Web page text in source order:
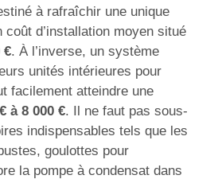
à rafraîchir une unique
coût d’installation moyen situé
€. À l’inverse, un système
unités intérieures pour
facilement atteindre une
à 8 000 €. Il ne faut pas sous-
indispensables tels que les
goulottes pour
la pompe à condensat dans